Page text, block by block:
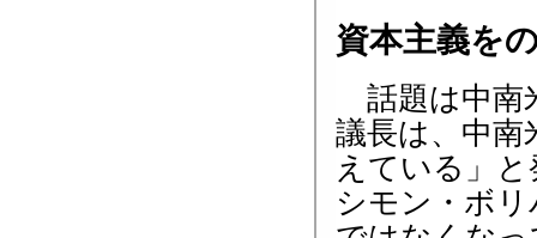
資本主義を
話題は中南
議長は、中南
えている」
シモン・ボ